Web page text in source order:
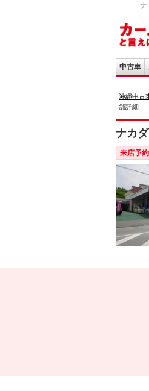
中古車
沖縄中古
舗詳細
ナカ
来店予